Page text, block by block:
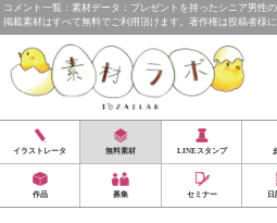
コメント一覧：素材データ：プレゼントを持ったシニア男性
掲載素材はすべて無料でご利用頂けます。著作権は投稿者様に
イラストレータ 無料素材 LINEスタンプ
作品 募集 セミナー